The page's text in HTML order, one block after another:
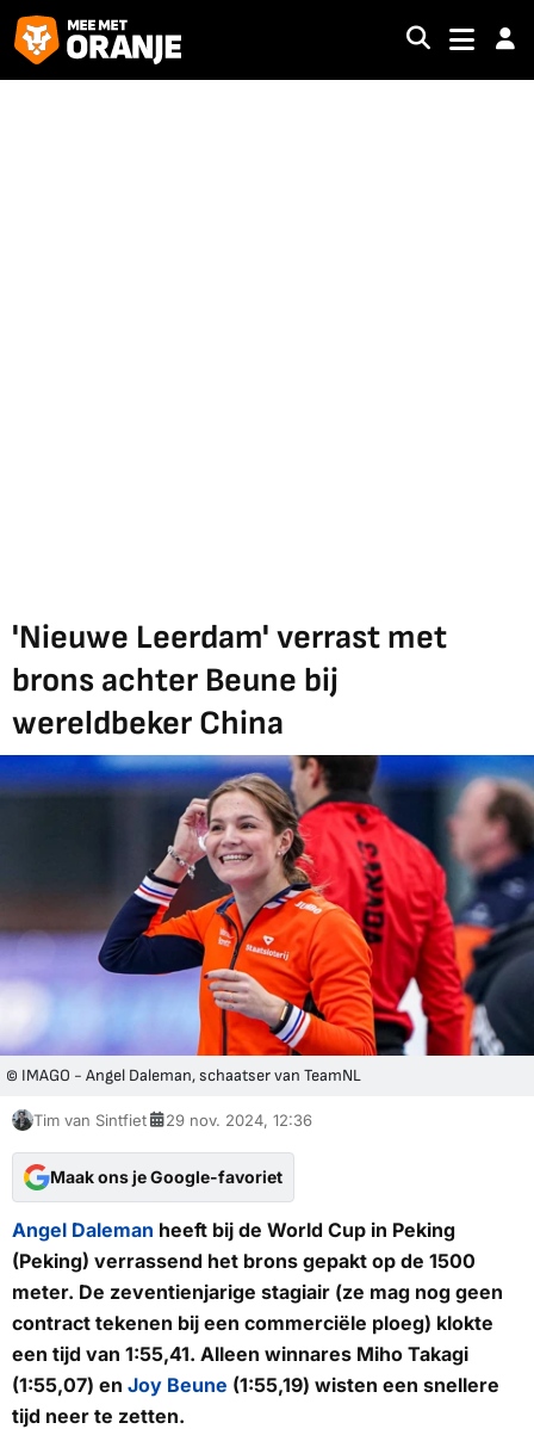
'Nieuwe Leerdam' verrast met
brons achter Beune bij
wereldbeker China
© IMAGO - Angel Daleman, schaatser van TeamNL
Tim van Sintfiet 29 nov. 2024, 12:36
Maak ons je Google-favoriet
Angel Daleman heeft bij de World Cup in Peking
(Peking) verrassend het brons gepakt op de 1500
meter. De zeventienjarige stagiair (ze mag nog geen
contract tekenen bij een commerciële ploeg) klokte
een tijd van 1:55,41. Alleen winnares Miho Takagi
(1:55,07) en Joy Beune (1:55,19) wisten een snellere
tijd neer te zetten.